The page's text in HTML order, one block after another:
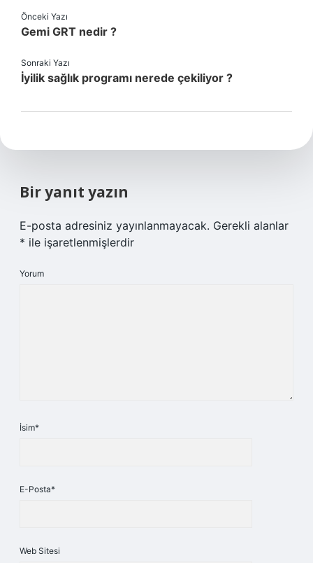
Önceki Yazı
Gemi GRT nedir ?
Sonraki Yazı
İyilik sağlık programı nerede çekiliyor ?
Bir yanıt yazın
E-posta adresiniz yayınlanmayacak. Gerekli alanlar
* ile işaretlenmişlerdir
Yorum
İsim*
E-Posta*
Web Sitesi